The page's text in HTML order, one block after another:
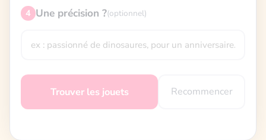
4 Une précision ?(optionnel)
Trouver les jouets Recommencer